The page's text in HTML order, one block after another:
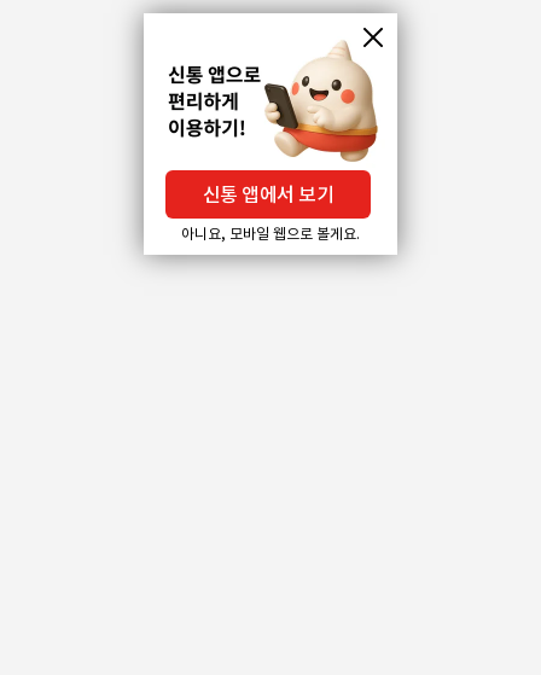
신통 앱에서 보기
아니요, 모바일 웹으로 볼게요.